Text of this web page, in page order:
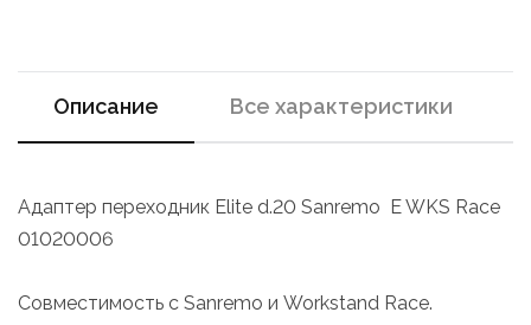
Описание Все характеристики
Адаптер переходник Elite d.20 Sanremo E WKS Race
01020006
Совместимость с Sanremo и Workstand Race.